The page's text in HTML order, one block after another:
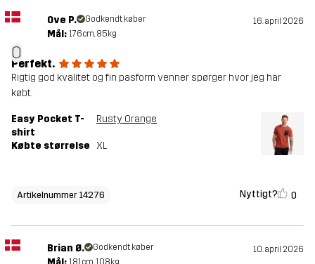
O
Ove P. Godkendt køber 16. april 2026
Mål: 176cm, 85kg
Perfekt.
Rigtig god kvalitet og fin pasform venner spørger hvor jeg har
købt.
Easy Pocket T-
shirt
Rusty Orange
Købte størrelse XL
Artikelnummer 14276 Nyttigt? 0
Brian Ø. Godkendt køber 10. april 2026
181cm, 108kg